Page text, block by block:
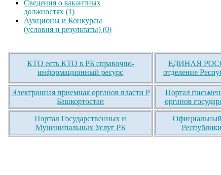
Сведения о вакантных
должностях (1)
Аукционы и Конкурсы
(условия и результаты) (0)
КТО есть КТО в РБ справочно-
информационный ресурс
ЕДИНАЯ
отделение
Электронная приемная органов власти Р
Башкортостан
Портал
органов
Портал Государственных и
Муниципальных Услуг РБ
Официальный